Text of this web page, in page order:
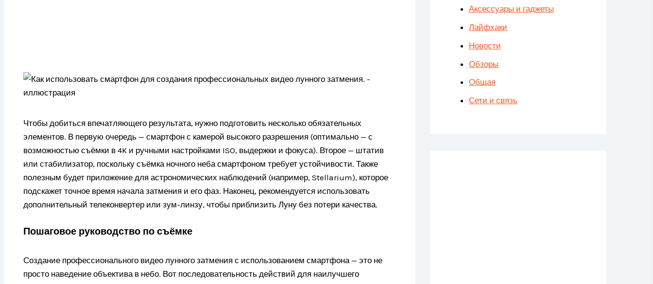
Чтобы добиться впечатляющего результата, нужно подготовить несколько обязательных
элементов. В первую очередь — смартфон с камерой высокого разрешения (оптимально — с
возможностью съёмки в 4K и ручными настройками ISO, выдержки и фокуса). Второе — штатив
или стабилизатор, поскольку съёмка ночного неба смартфоном требует устойчивости. Также
полезным будет приложение для астрономических наблюдений (например, Stellarium), которое
подскажет точное время начала затмения и его фаз. Наконец, рекомендуется использовать
дополнительный телеконвертер или зум-линзу, чтобы приблизить Луну без потери качества.
Пошаговое руководство по съёмке
Создание профессионального видео лунного затмения с использованием смартфона — это не
просто наведение объектива в небо. Вот последовательность действий для наилучшего
Аксессуары и гаджеты
Лайфхаки
Новости
Обзоры
Общая
Сети и связь